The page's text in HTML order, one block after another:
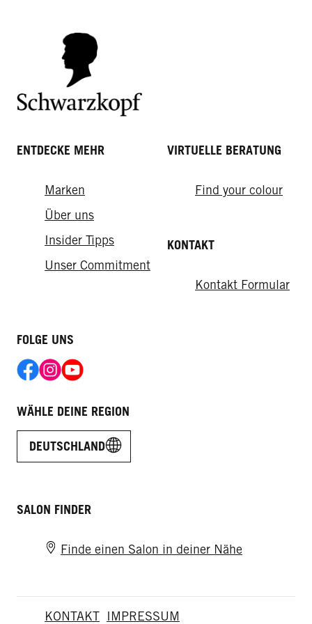
ENTDECKE MEHR
Marken
Über uns
Insider Tipps
Unser Commitment
VIRTUELLE BERATUNG
Find your colour
KONTAKT
Kontakt Formular
FOLGE UNS
WÄHLE DEINE REGION
DEUTSCHLAND
SALON FINDER
Finde einen Salon in deiner Nähe
KONTAKT IMPRESSUM